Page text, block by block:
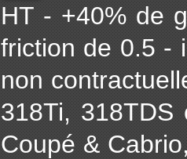
HT - +40% de
friction de 0.5 -
non
318Ti, 318TDS
Coupé &